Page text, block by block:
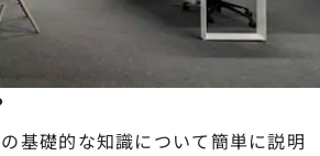
基礎的な知識について簡単に説明